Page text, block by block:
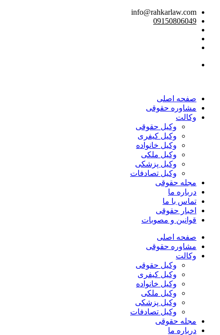
info@rahkarlaw.com
09150806049
صفحه اصلی
مشاوره حقوقی
وکالت
وکیل حقوقی
وکیل کیفری
وکیل خانواده
وکیل ملکی
وکیل پزشکی
وکیل تصادفات
مجله حقوقی
درباره ما
تماس با ما
اخبار حقوقی
قوانین و مصوبات
صفحه اصلی
مشاوره حقوقی
وکالت
وکیل حقوقی
وکیل کیفری
وکیل خانواده
وکیل ملکی
وکیل پزشکی
وکیل تصادفات
مجله حقوقی
درباره ما